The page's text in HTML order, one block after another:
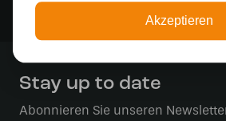
Sichere Zahlung im Anschluss
Stay up to date
Abonnieren Sie unseren
Akzeptieren